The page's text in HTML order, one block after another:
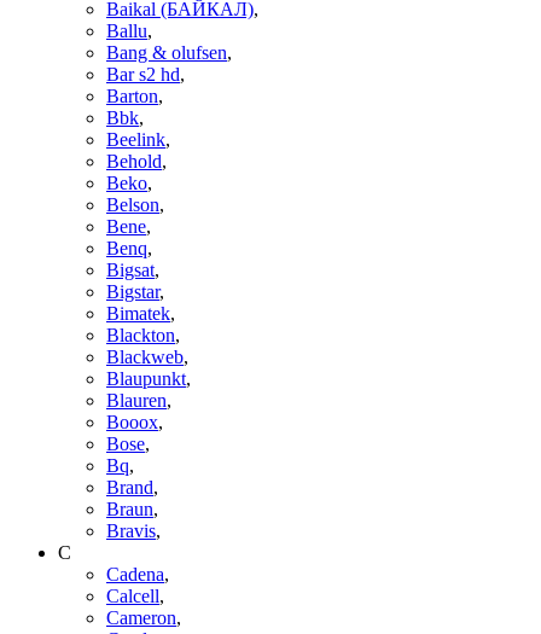
Baikal (БАЙКАЛ),
Ballu,
Bang & olufsen,
Bar s2 hd,
Barton,
Bbk,
Beelink,
Behold,
Beko,
Belson,
Bene,
Benq,
Bigsat,
Bigstar,
Bimatek,
Blackton,
Blackweb,
Blaupunkt,
Blauren,
Booox,
Bose,
Bq,
Brand,
Braun,
Bravis,
C
Cadena,
Calcell,
Cameron,